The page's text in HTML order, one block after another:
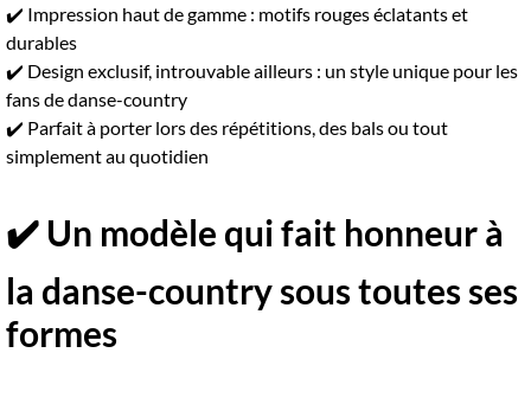
✔️ Impression haut de gamme : motifs rouges éclatants et
durables
✔️ Design exclusif, introuvable ailleurs : un style unique pour les
fans de danse-country
✔️ Parfait à porter lors des répétitions, des bals ou tout
simplement au quotidien
✔️ Un modèle qui fait honneur à
la danse-country sous toutes ses
formes